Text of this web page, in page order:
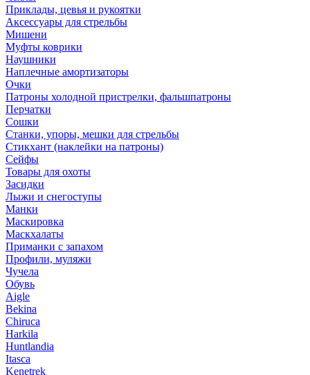
Приклады, цевья и рукоятки
Аксессуары для стрельбы
Мишени
Муфты коврики
Наушники
Наплечные амортизаторы
Очки
Патроны холодной пристрелки, фальшпатроны
Перчатки
Сошки
Станки, упоры, мешки для стрельбы
Стикхант (наклейки на патроны)
Сейфы
Товары для охоты
Засидки
Лыжи и снегоступы
Манки
Маскировка
Маскхалаты
Приманки с запахом
Профили, муляжи
Чучела
Обувь
Aigle
Bekina
Chiruсa
Harkila
Huntlandia
Itasca
Kenetrek